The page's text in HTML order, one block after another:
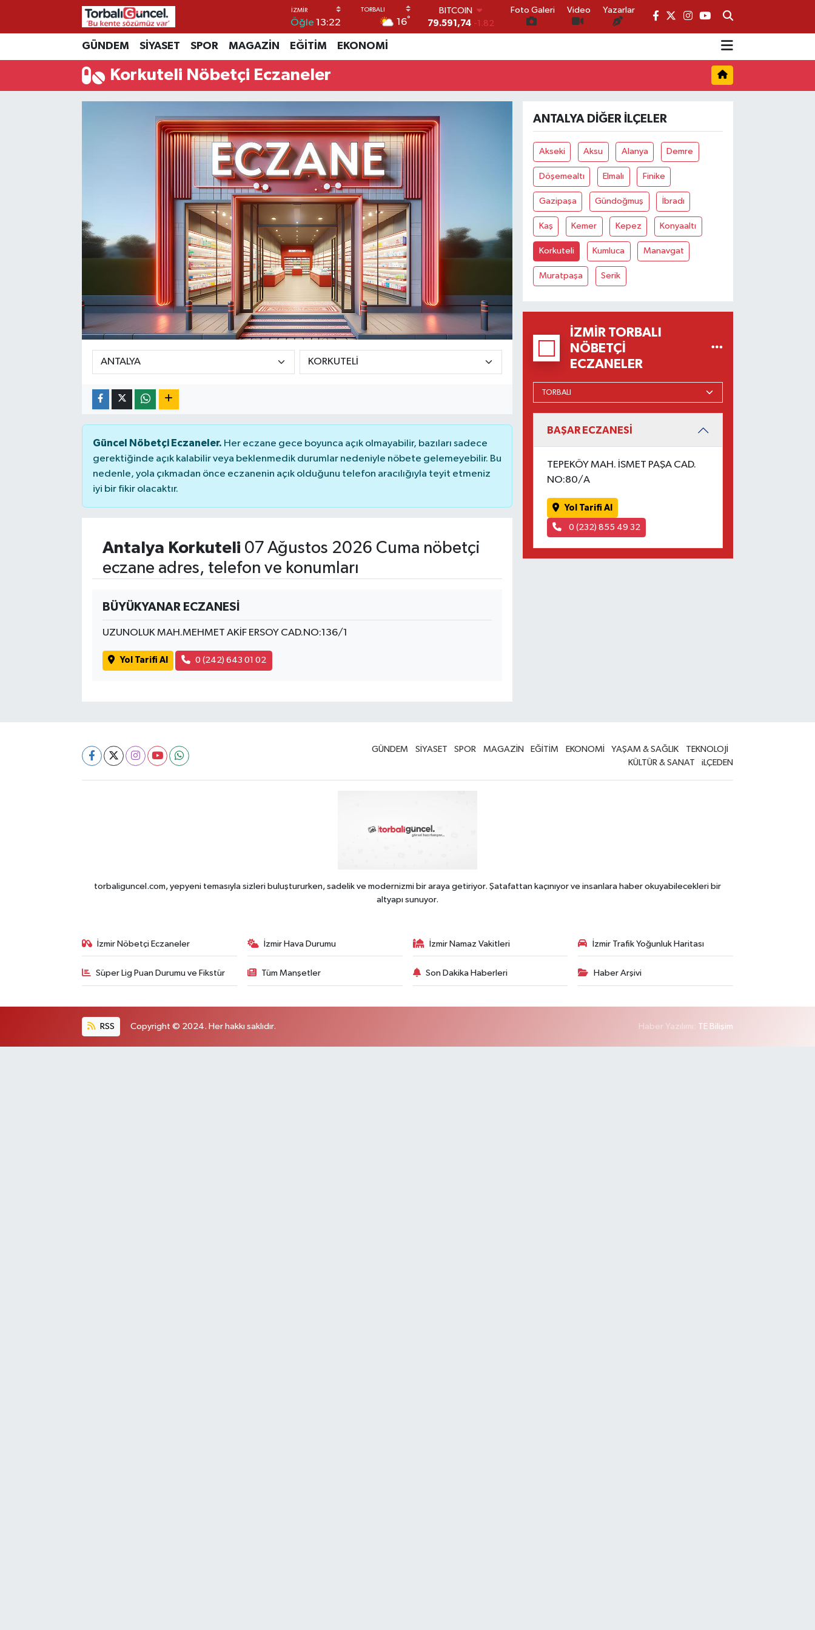
Öğle 13:22 16°
BITCOIN
79.591,74 -1.82
DOLAR
EURO
61,60380 0.18
6862,09000
Foto Galeri Video Yazarlar
GÜNDEM SİYASET SPOR MAGAZİN EĞİTİM EKONOMİ
Korkuteli Nöbetçi Eczaneler
Güncel Nöbetçi Eczaneler. Her eczane gece boyunca açık olmayabilir, bazıları sadece
gerektiğinde açık kalabilir veya beklenmedik durumlar nedeniyle nöbete gelemeyebilir. Bu
nedenle, yola çıkmadan önce eczanenin açık olduğunu telefon aracılığıyla teyit etmeniz
iyi bir fikir olacaktır.
Antalya Korkuteli 07 Ağustos 2026 Cuma nöbetçi
eczane adres, telefon ve konumları
BÜYÜKYANAR ECZANESİ
UZUNOLUK MAH.MEHMET AKİF ERSOY CAD.NO:136/1
Yol Tarifi Al 0 (242) 643 01 02
ANTALYA DIĞER İLÇELER
Akseki Aksu Alanya Demre
Döşemealtı Elmalı Finike
Gazipaşa Gündoğmuş İbradı
Kaş Kemer Kepez Konyaaltı
Korkuteli Kumluca Manavgat
Muratpaşa Serik
İZMIR TORBALI
NÖBETÇI
ECZANELER
BAŞAR ECZANESİ
TEPEKÖY MAH. İSMET PAŞA CAD.
NO:80/A
Yol Tarifi Al
0 (232) 855 49 32
GÜNDEM SİYASET SPOR MAGAZİN EĞİTİM EKONOMİ YAŞAM & SAĞLIK
TEKNOLOJİ
KÜLTÜR & SANAT
iLÇEDEN
torbaliguncel.com, yepyeni temasıyla sizleri buluştururken, sadelik ve modernizmi bir araya getiriyor. Şatafattan kaçınıyor ve insanlara haber okuyabilecekleri bir
altyapı sunuyor.
İzmir Nöbetçi Eczaneler İzmir Hava Durumu İzmir Namaz Vakitleri İzmir Trafik Yoğunluk Haritası
Süper Lig Puan Durumu ve Fikstür Tüm Manşetler Son Dakika Haberleri Haber Arşivi
RSS Copyright © 2024. Her hakkı saklıdır. Haber Yazılımı: TE Bilişim
İzmir Nöbetçi Eczaneler
İzmir Hava Durumu
İzmir Trafik Yoğunluk Haritası
Son Dakika Haberleri